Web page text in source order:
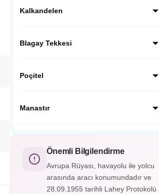
bir alanda yer alan Matka Kanyonu,
yapabilir, doğanın tadını çıkarabilirsiniz.
Kalkandelen
göreceğiz. Tetova (Kalkandelen)’de durarak
Blagay Tekkesi
muhteşem bir doğaya sahip bu bölgede
seçmesinde çok önemli bir rol oynamıştır.
Poçitel
örneği olan Poçitel kasabası, nehir
Manastır
yana Türklerin Manastır olarak adlandırdığı
bir yerleşim yeri olup Atatürk’ün de askeri
eğitim gördüğü Askeri İdadinin olduğu
Önemli Bilgilendirme
Avrupa Rüyası, havayolu ile yolcu
arasında aracı konumundadır ve
28.09.1955 tarihli Lahey Protokolü